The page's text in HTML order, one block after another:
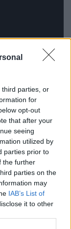
third parties, or
for
opt-out
that after your
seeing
utilized by
parties prior to
the further
parties on the
may
IAB’s List of
it to other
(7-0),
meta Hasa tr.
Tsirekidze
21), 80'
(Black Lion),